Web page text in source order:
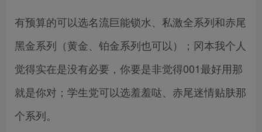
有预算的可以选名流巨能锁水、私激全系列和赤尾
黑金系列（黄金、铂金系列也可以）；冈本我个人
觉得实在是没有必要，你要是非觉得001最好用那
就是你对；学生党可以选羞羞哒、赤尾迷情贴肤那
个系列。